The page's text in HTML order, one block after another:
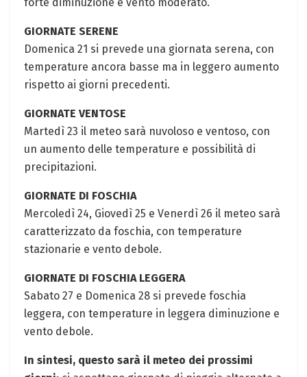
GIORNATE SERENE
Domenica 21 si prevede una giornata serena, con
temperature ancora basse ma in leggero aumento
rispetto ai giorni precedenti.
GIORNATE VENTOSE
Martedì 23 il meteo sarà nuvoloso e ventoso, con
un aumento delle temperature e possibilità di
precipitazioni.
GIORNATE DI FOSCHIA
Mercoledì 24, Giovedì 25 e Venerdì 26 il meteo sarà
caratterizzato da foschia, con temperature
stazionarie e vento debole.
GIORNATE DI FOSCHIA LEGGERA
Sabato 27 e Domenica 28 si prevede foschia
leggera, con temperature in leggera diminuzione e
vento debole.
In sintesi, questo sarà il meteo dei prossimi